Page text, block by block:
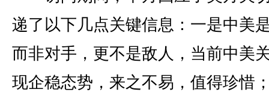
递了以下几点关键信息：一是中美
而非对手，更不是敌人，当前中美
现企稳态势，来之不易，值得珍惜